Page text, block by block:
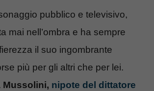
pubblico e televisivo,
mai nell’ombra e ha sempre
il suo ingombrante
più per gli altri che per lei.
Mussolini, nipote del dittatore